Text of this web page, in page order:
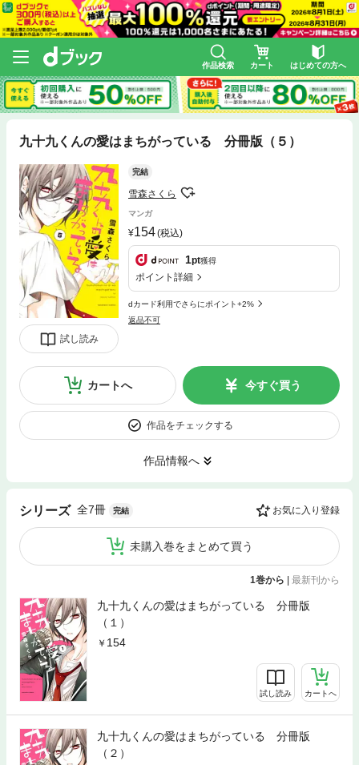
作品検索 カート はじめての方へ
九十九くんの愛はまちがっている 分冊版（５）
試し読み
完結
雪森さくら
マンガ
154(税込)
1pt獲得
ポイント詳細
dカード利用でさらにポイント+2%
返品不可
カートへ 今すぐ買う
作品をチェックする
作品情報へ
シリーズ 全7冊 完結 お気に入り登録
未購入巻をまとめて買う
1巻から | 最新刊から
九十九くんの愛はまちがっている 分冊版
（１）
154
試し読み カートへ
九十九くんの愛はまちがっている 分冊版
（２）